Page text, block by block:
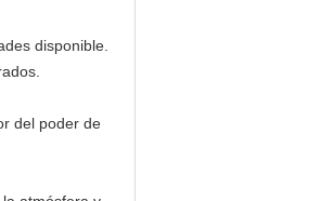
disponible.
del poder de